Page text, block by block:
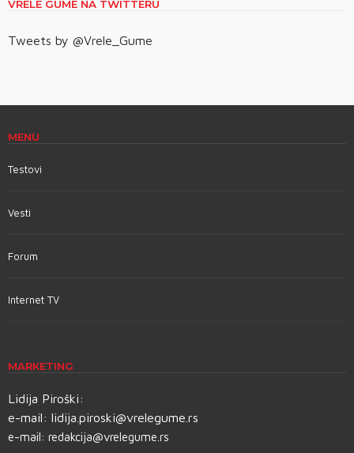
VRELE GUME NA TWITTERU
Tweets by @Vrele_Gume
MENU
Testovi
Vesti
Forum
Internet TV
MARKETING
Lidija Piroški:
e-mail: lidija.piroski@vrelegume.rs
e-mail: redakcija@vrelegume.rs